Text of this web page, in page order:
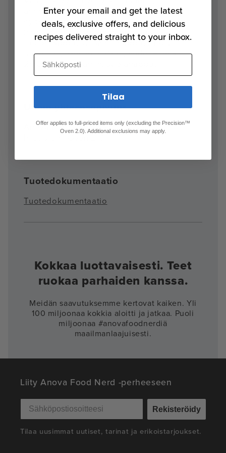
aminotrimetyleenifosforihappo, [[(2-
hydroksietyyli)imino]bis-
(metyleeni)]bisfosfonihappo, tolytriatsoli,
fosforihappo, sulfamidihappo, PEG-2-
oleamiini, 2-propiini-1-oli, yhdistettynä
2metyylioksiraaniin, suolahappo.
Uunin yhteensopivuus
Anova Precision™ Oven 1.0,Anova
Precision™ Oven 2.0
Tuotedokumentaatio
Tuotedokumentaatio
Kokkaa luottavaisesti. Teet
ruokaa parhaiden kanssa.
Meidän saavutuksemme kertovat kaiken. Yli
100 miljoonaa kokkia aloitti ja jatkaa. Puoli
miljoonaa #anovafoodnerdiä
maailmanlaajuisesti.
Liity Anova Food Nerd -perheeseen
Rekisteröidy
Tilaa uusimmat uutiset, tarinat ja erikoistarjoukset.
Enter your email and get the latest
deals, exclusive offers, and delicious
recipes delivered straight to your inbox.
Sähköposti
Tilaa
Offer applies to full-priced items only (excluding the Precision™
Oven 2.0). Additional exclusions may apply.